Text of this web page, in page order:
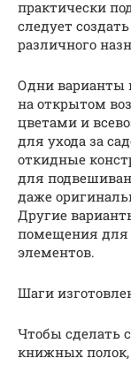
практически
следует
различного
Одни варианты
на открытом
цветами и
для ухода за
откидные
для
даже
Другие
помещения для
элементов.
Шаги
Чтобы сделать
книжных полок,